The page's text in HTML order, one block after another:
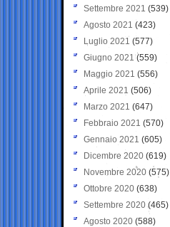
Settembre 2021 (539)
Agosto 2021 (423)
Luglio 2021 (577)
Giugno 2021(559)
Maggio 2021 (556)
Aprile 2021 (506)
Marzo 2021 (647)
Febbraio 2021 (570)
Gennaio 2021 (605)
Dicembre 2020 (619)
Novembre 2020 (575)
Ottobre 2020 (638)
Settembre 2020(465)
Agosto 2020 (588)